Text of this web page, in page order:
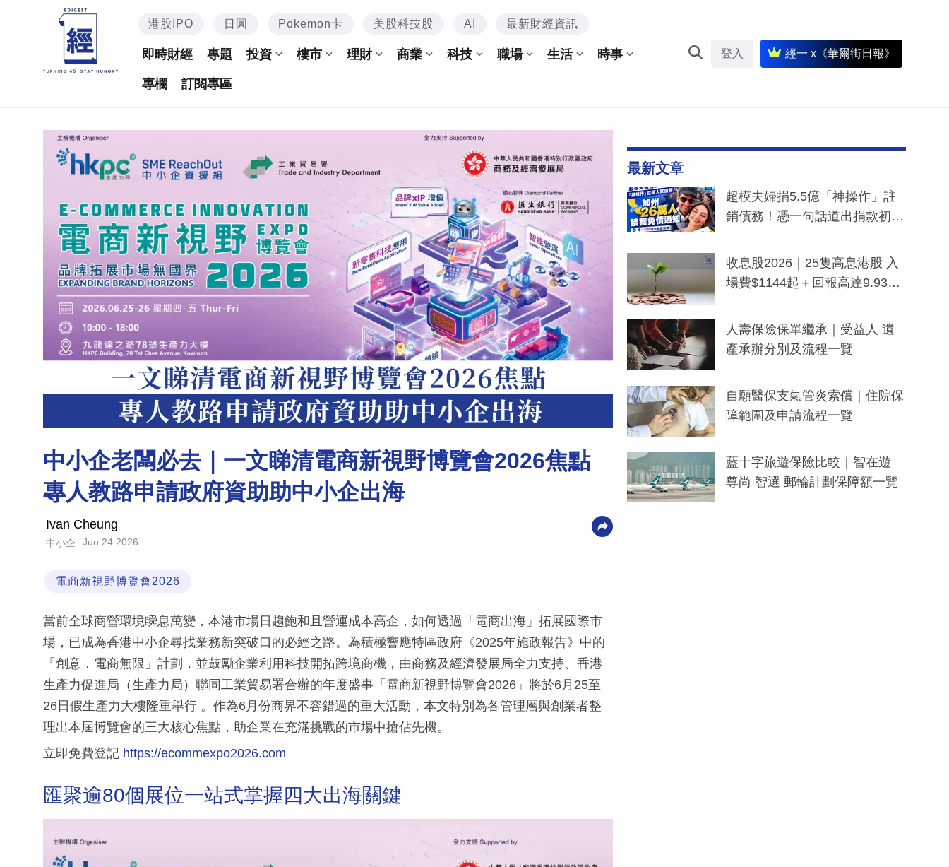
港股IPO 日圓 Pokemon卡 美股科技股 AI 最新財經資訊
即時財經 專題 投資 樓市 理財 商業 科技 職場 生活 時事
專欄 訂閱專區
登入 經一 x《華爾街日報》
中小企老闆必去｜一文睇清電商新視野博覽會2026焦點
專人教路申請政府資助助中小企出海
Ivan Cheung
中小企 Jun 24 2026
電商新視野博覽會2026
當前全球商營環境瞬息萬變，本港市場日趨飽和且營運成本高企，如何透過「電商出海」拓展國際市
場，已成為香港中小企尋找業務新突破口的必經之路。為積極響應特區政府《2025年施政報告》中的
「創意．電商無限」計劃，並鼓勵企業利用科技開拓跨境商機，由商務及經濟發展局全力支持、香港
生產力促進局（生產力局）聯同工業貿易署合辦的年度盛事「電商新視野博覽會2026」將於6月25至
26日假生產力大樓隆重舉行 。作為6月份商界不容錯過的重大活動，本文特別為各管理層與創業者整
理出本屆博覽會的三大核心焦點，助企業在充滿挑戰的市場中搶佔先機。
立即免費登記 https://ecommexpo2026.com
匯聚逾80個展位一站式掌握四大出海關鍵
最新文章
超模夫婦捐5.5億「神操作」註
銷債務！憑一句話道出捐款初
一度被誤當詐騙手段
收息股2026｜25隻高息港股 入
場費$1144起＋回報高達9.93
人壽保險保單繼承｜受益人 遺
產承辦分別及流程一覽
自願醫保支氣管炎索償｜住院保
障範圍及申請流程一覽
藍十字旅遊保險比較｜智在遊
尊尚 智選 郵輪計劃保障額一覽